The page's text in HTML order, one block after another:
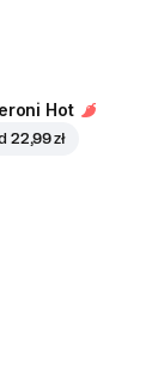
Hot
22,99 zł